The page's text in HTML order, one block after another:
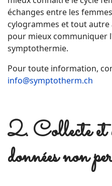
échanges entre les
cylogrammes et tout
pour mieux communiquer
symptothermie.
Pour toute information,
info@symptotherm.ch
2. Collecte et
données non